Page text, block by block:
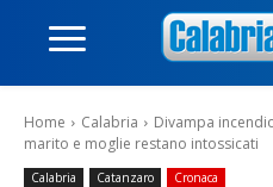
Home Calabria
Divampa
marito e moglie restano intossicati
Calabria Catanzaro Cronaca